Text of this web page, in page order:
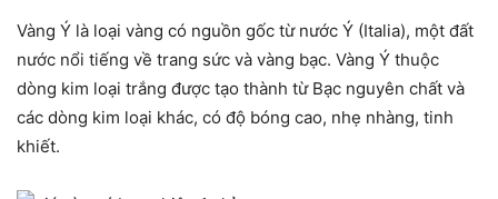
Vàng Ý là loại vàng có nguồn gốc từ nước Ý (Italia), một đất
nước nổi tiếng về trang sức và vàng bạc. Vàng Ý thuộc
dòng kim loại trắng được tạo thành từ Bạc nguyên chất và
các dòng kim loại khác, có độ bóng cao, nhẹ nhàng, tinh
khiết.